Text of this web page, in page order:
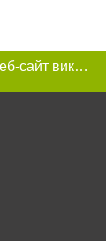
Цей сайт використовує «cookies». Також веб-сайт використовує інтернет-сервіс для збору технічних даних стосовно відвідувачів з метою отримання маркетингової та статистичної інформації. Умови обробки даних відвідувачів сайту див.